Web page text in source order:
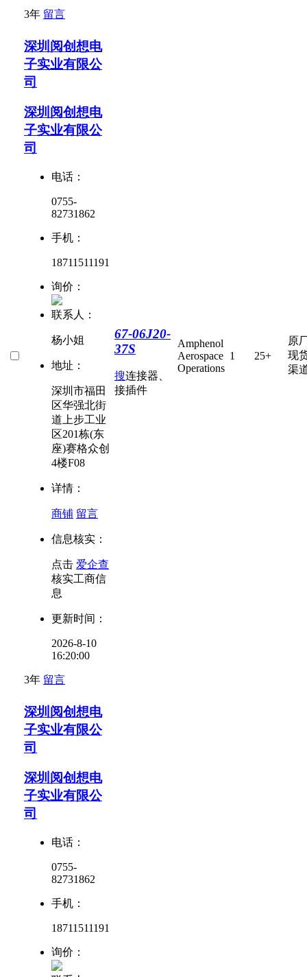
3年 留言
深圳阅创想电
子实业有限公
司
深圳阅创想电
子实业有限公
司
电话：
0755-
82731862
手机：
18711511191
询价：
联系人：
杨小姐
地址：
深圳市福田
区华强北街
道上步工业
区201栋(东
座)赛格众创
4楼F08
详情：
商铺 留言
信息核实：
点击 爱企查
核实工商信
息
更新时间：
2026-8-10
16:20:00
3年 留言
67-06J20-
37S
搜连接器、
接插件
Amphenol
Aerospace
Operations
1 25+
原
现
渠
深圳阅创想电
子实业有限公
司
深圳阅创想电
子实业有限公
司
电话：
0755-
82731862
手机：
18711511191
询价：